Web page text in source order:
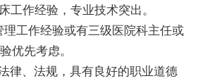
工作经验，专业技术突出。
工作经验或有三级医院科主任或
优先考虑。
律、法规，具有良好的职业道德